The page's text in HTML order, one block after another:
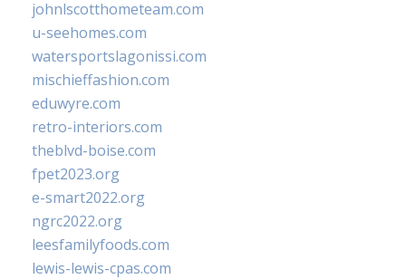
johnlscotthometeam.com
u-seehomes.com
watersportslagonissi.com
mischieffashion.com
eduwyre.com
retro-interiors.com
theblvd-boise.com
fpet2023.org
e-smart2022.org
ngrc2022.org
leesfamilyfoods.com
lewis-lewis-cpas.com